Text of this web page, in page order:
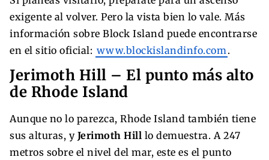
exigente al volver. Pero la vista bien lo vale. Más
información sobre Block Island puede encontrarse
en el sitio oficial: www.blockislandinfo.com .
Jerimoth Hill – El punto más alto
de Rhode Island
Aunque no lo parezca, Rhode Island también tiene
sus alturas, y Jerimoth Hill lo demuestra. A 247
metros sobre el nivel del mar, este es el punto